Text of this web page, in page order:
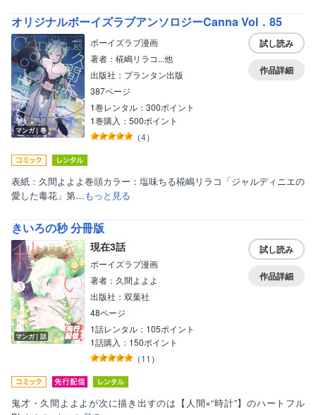
オリジナルボーイズラブアンソロジーCanna Vol．85
マンガ｜巻
ボーイズラブ漫画
著者：椛嶋リラコ...他
出版社：プランタン出版
387ページ
1巻レンタル：300ポイント
1巻購入：500ポイント
（4）
試し読み
作品詳細
表紙：久間よよよ巻頭カラー：塩味ちる椛嶋リラコ「ジャルディニエの
愛した毒花」第…もっと見る
きいろの秒 分冊版
マンガ｜話
現在3話
ボーイズラブ漫画
著者：久間よよよ
出版社：双葉社
48ページ
1話レンタル：105ポイント
1話購入：150ポイント
（11 ）
試し読み
作品詳細
鬼才・久間よよよが次に描き出すのは【人間×“時計”】のハートフル